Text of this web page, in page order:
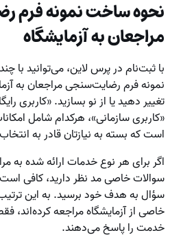
نحوه ساخت نمونه فرم
مراجعان به آزمایشگاه
با ثبت‌نام در پرس لاین، می‌توانید با
نمونه فرم رضایت‌سنجی مراجعان به
تغییر دهید یا از نو بسازید. «کاربری
«کاربری سازمانی»، هرکدام شامل
است که بسته به نیازتان قادر به
اگر برای هر نوع خدمات ارائه ‌شده به
سوالات خاصی مد نظر دارید، کافی
سؤال به هدف خود برسید. به این
خاصی از آزمایشگاه مراجعه کرده‌اند،
خدمت را پاسخ می‌دهند.